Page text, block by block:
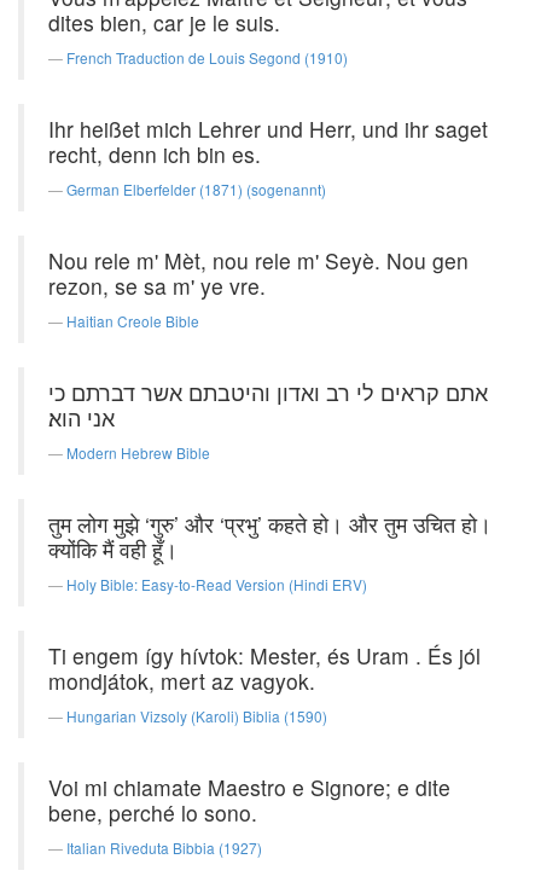
dites bien, car je le suis.
French Traduction de Louis Segond (1910)
Ihr heißet mich Lehrer und Herr, und ihr saget
recht, denn ich bin es.
German Elberfelder (1871) (sogenannt)
Nou rele m' Mèt, nou rele m' Seyè. Nou gen
rezon, se sa m' ye vre.
Haitian Creole Bible
אתם קראים לי רב ואדון והיטבתם אשר דברתם כי
אני הוא׃
Modern Hebrew Bible
तुम लोग मुझे ‘गुरु’ और ‘प्रभु’ कहते हो। और तुम उचित हो।
क्योंकि मैं वही हूँ।
Holy Bible: Easy-to-Read Version (Hindi ERV)
Ti engem így hívtok: Mester, és Uram . És jól
mondjátok, mert az vagyok.
Hungarian Vizsoly (Karoli) Biblia (1590)
Voi mi chiamate Maestro e Signore; e dite
bene, perché lo sono.
Italian Riveduta Bibbia (1927)